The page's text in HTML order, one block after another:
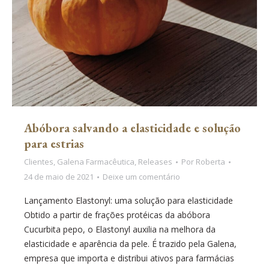
Abóbora salvando a elasticidade e solução
para estrias
Clientes, Galena Farmacêutica, Releases Por Roberta
24 de maio de 2021
Deixe um comentário
Lançamento Elastonyl: uma solução para elasticidade
Obtido a partir de frações protéicas da abóbora
Cucurbita pepo, o Elastonyl auxilia na melhora da
elasticidade e aparência da pele. É trazido pela Galena,
empresa que importa e distribui ativos para farmácias